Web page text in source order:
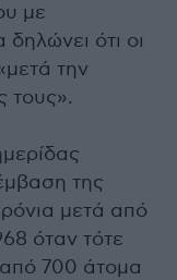
με
ότι οι
την
τους».
της
μετά από
όταν τότε
700 άτομα